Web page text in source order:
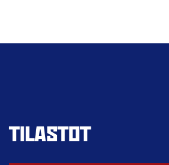
TILASTOT